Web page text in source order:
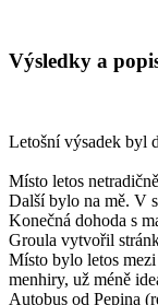
Výsledky a
Letošní výsadek byl
Místo letos
Další bylo na mě. V
Konečná dohoda s
Groula vytvořil
Místo bylo letos
menhiry, už méně
Autobus od Pepina